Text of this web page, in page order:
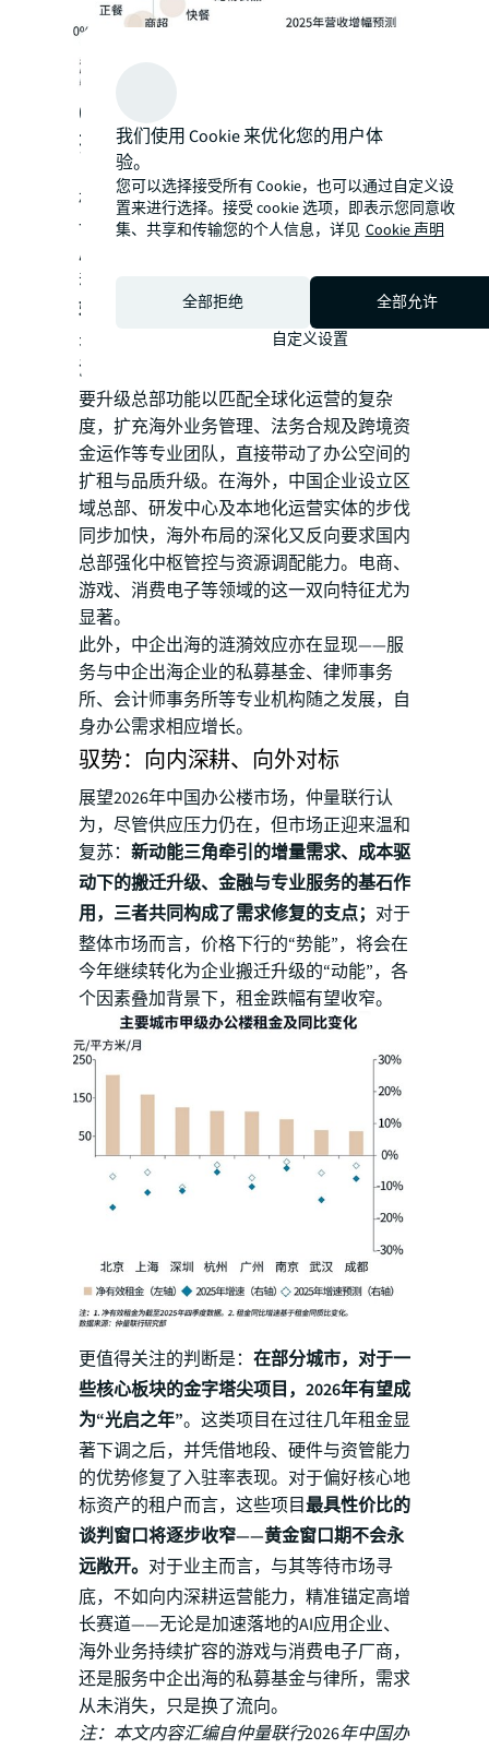
03 中企出海：双向进阶，共
拓全球
机构数据显示，中国对外直接投资正迎来新
一轮增长，预计到2030年达3000亿美元，跃
居全球第二。在大额资产投资或者收并购活
动外，本轮出海企业类型多元、赛道广泛。
姚耀指出
，对办公楼市场参与方而言，值得
关注的变化是：
出海企业的扩张呈现国内与
海外双向进阶的特征。
要升级总部功能以匹配全球化运营的复杂
度，扩充海外业务管理、法务合规及跨境资
金运作等专业团队，直接带动了办公空间的
扩租与品质升级。在海外，中国企业设立区
域总部、研发中心及本地化运营实体的步伐
同步加快，海外布局的深化又反向要求国内
总部强化中枢管控与资源调配能力。电商、
游戏、消费电子等领域的这一双向特征尤为
显著。
此外，中企出海的涟漪效应亦在显现——服
务与中企出海企业的私募基金、律师事务
所、会计师事务所等专业机构随之发展，自
身办公需求相应增长。
驭势：向内深耕、向外对标
展望2026年中国办公楼市场，仲量联行认
为，尽管供应压力仍在，但市场正迎来温和
复苏： 新动能三角牵引的增量需求、成本驱
动下的搬迁升级、金融与专业服务的基石作
用，三者共同构成了需求修复的支点； 对于
整体市场而言，价格下行的“势能”，将会在
今年继续转化为企业搬迁升级的“动能”，各
个因素叠加背景下，租金跌幅有望收窄。
更值得关注的判断是： 在部分城市，对于一
些核心板块的金字塔尖项目，2026年有望成
为“光启之年”。这类项目在过往几年租金显
著下调之后，并凭借地段、硬件与资管能力
的优势修复了入驻率表现。对于偏好核心地
标资产的租户而言，这些项目最具性价比的
谈判窗口将逐步收窄——黄金窗口期不会永
远敞开。 对于业主而言，与其等待市场寻
底，不如向内深耕运营能力，精准锚定高增
长赛道——无论是加速落地的AI应用企业、
海外业务持续扩容的游戏与消费电子厂商，
还是服务中企出海的私募基金与律所，需求
从未消失，只是换了流向。
注：本文内容汇编自仲量联行2026年中国办
我们使用 Cookie 来优化您的用户体
验。
您可以选择接受所有 Cookie，也可以通过自定义设
置来进行选择。接受 cookie 选项，即表示您同意收
集、共享和传输您的个人信息，详见 Cookie 声明
全部拒绝
全部允许
自定义设置